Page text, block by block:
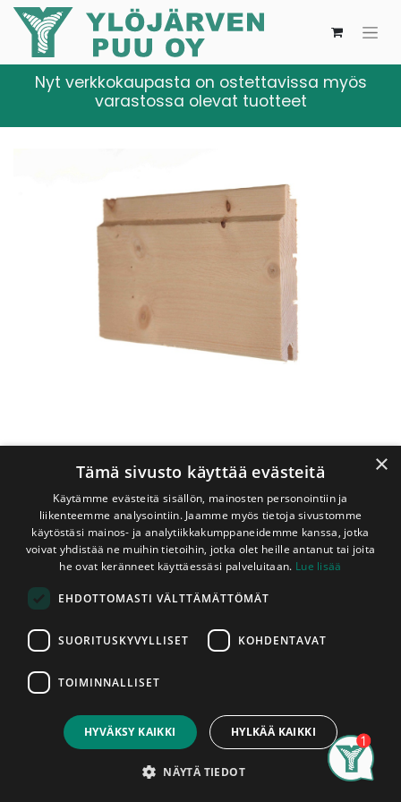
1,85€
Account
Nyt verkkokaupasta on ostettavissa myös
varastossa olevat tuotteet
Shop
Puuvalmiit
Ulkoverhouspaneeli 20x120 mm UTV Puuvalmis
Ulkoverhouspaneeli 20x120 mm
UTV Puuvalmis
Hienoharjattu, Pannoitettu, AB-Laatu
Hienoharjatulla pinnalla oleva
puuvalmis täysponttinen ulkovuori
viistoreunaisena UTV-profiilina.​
×
Tämä sivusto käyttää evästeitä
Käytämme evästeitä sisällön, mainosten personointiin ja
liikenteemme analysointiin. Jaamme myös tietoja sivustomme
käytöstäsi mainos- ja analytiikkakumppaneidemme kanssa, jotka
voivat yhdistää ne muihin tietoihin, jotka olet heille antanut tai joita
he ovat keränneet käyttäessäsi palveluitaan. Lue lisää
EHDOTTOMASTI VÄLTTÄMÄTTÖMÄT
SUORITUSKYVYLLISET KOHDENTAVAT
TOIMINNALLISET
HYVÄKSY KAIKKI HYLKÄÄ KAIKKI
NÄYTÄ TIEDOT